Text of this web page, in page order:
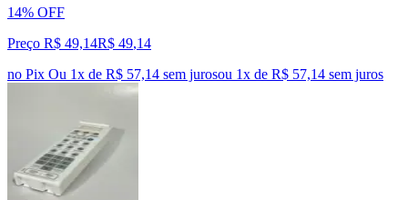
14% OFF
Preço R$ 49,14R$ 49,14
no Pix Ou 1x de R$ 57,14 sem jurosou 1x de R$ 57,14 sem juros